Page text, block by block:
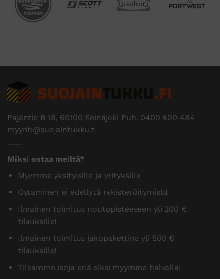
Pajantie B 18, 60100 Seinäjoki Puh. 0400 600 484
myynti@suojaintukku.fi
Miksi ostaa meiltä?
Myymme yksityisille ja yrityksille
Ostaminen ei edellytä rekisteröitymistä
Ilmainen toimitus noutopisteeseen yli 200 €
tilauksille!
Ilmainen toimitus jakopakettina yli 500 €
tilauksille!
Tilaamme isoja eriä siksi myymme halvalla!